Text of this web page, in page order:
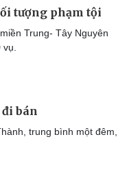
tượng phạm tội
Trung- Tây Nguyên
bán
trung bình một đêm,